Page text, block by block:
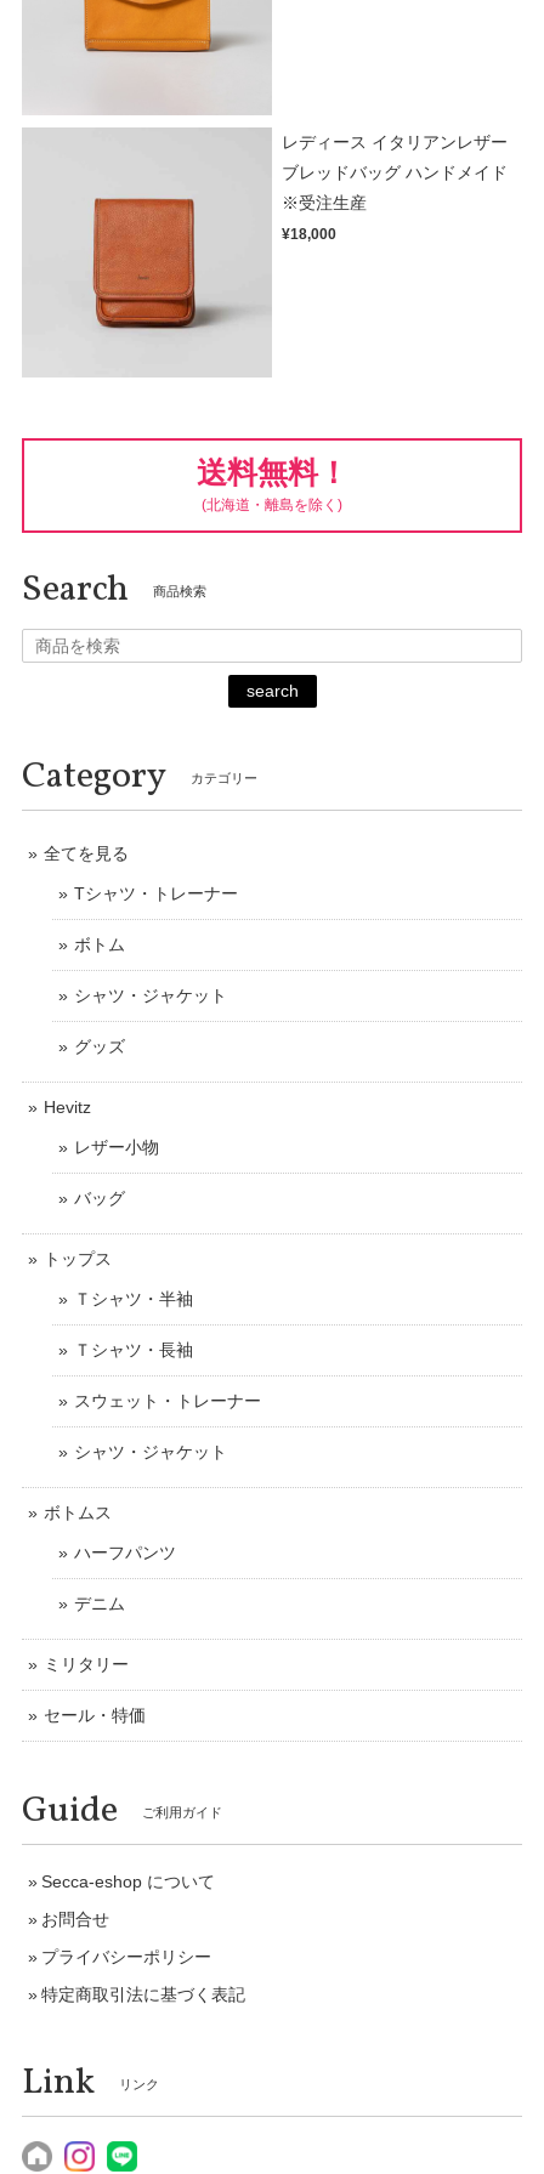
レディース イタリアンレザー
ブレッドバッグ ハンドメイド
※受注生産
¥18,000
送料無料！
(北海道・離島を除く)
Search 商品検索
search
Category カテゴリー
全てを見る
Tシャツ・トレーナー
ボトム
シャツ・ジャケット
グッズ
Hevitz
レザー小物
バッグ
トップス
Ｔシャツ・半袖
Ｔシャツ・長袖
スウェット・トレーナー
シャツ・ジャケット
ボトムス
ハーフパンツ
デニム
ミリタリー
セール・特価
Guide ご利用ガイド
Secca-eshop について
お問合せ
プライバシーポリシー
特定商取引法に基づく表記
Link リンク